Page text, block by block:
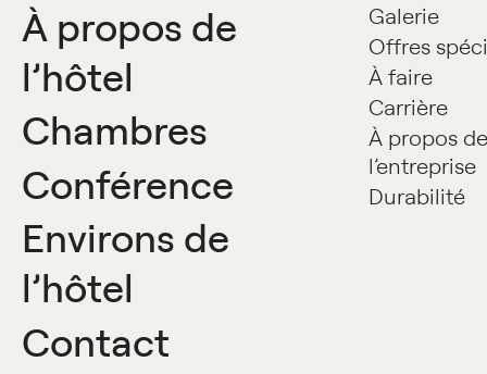
À propos de
l’hôtel
Chambres
Conférence
Environs de
l’hôtel
Contact
Galerie
Offres
À faire
Carrière
À propos de
l’entreprise
Durabilité